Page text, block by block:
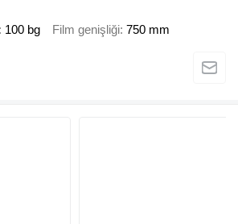
100 bg Film genişliği 750 mm